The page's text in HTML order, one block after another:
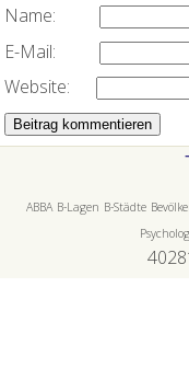
Name:
E-Mail:
Website:
ABBA B-Lagen B-Städte